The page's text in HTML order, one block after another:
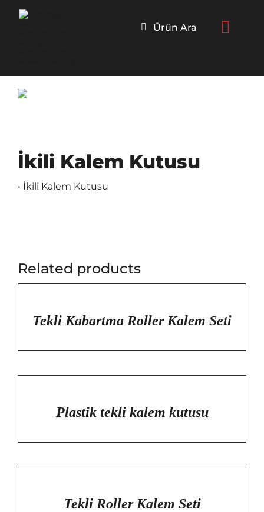
Skip
Ürün Ara
İkili Kalem Kutusu
• İkili Kalem Kutusu
Related products
Tekli Kabartma Roller Kalem Seti
Plastik tekli kalem kutusu
Tekli Roller Kalem Seti